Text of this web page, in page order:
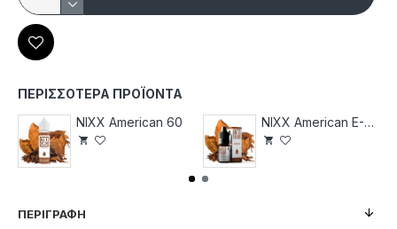
ΠΕΡΙΣΣΌΤΕΡΑ ΠΡΟΪΌΝΤΑ
NIXX American 60
NIXX American E-Liquid 10ml
ΠΕΡΙΓΡΑΦΉ